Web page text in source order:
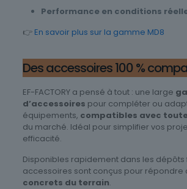
Performance en conditions
👉 En savoir plus sur la gamme MD8
Des accessoires 100 %
EF-FACTORY a pensé à tout : une large
d’accessoires pour compléter ou
équipements, compatibles avec
du marché. Idéal pour simplifier vos
efficacité.
Disponibles rapidement dans les dépôts
accessoires sont conçus pour répondre
concrets du terrain.